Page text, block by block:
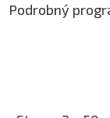
Podrobný